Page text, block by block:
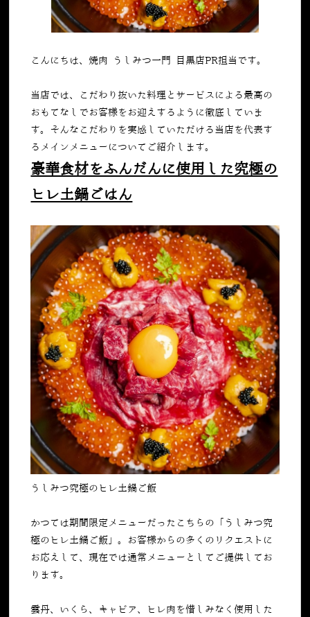
こんにちは、焼肉 うしみつ一門 目黒店PR担当です。
当店では、こだわり抜いた料理とサービスによる最高の
おもてなしでお客様をお迎えするように徹底していま
す。そんなこだわりを実感していただける当店を代表す
るメインメニューについてご紹介します。
豪華食材をふんだんに使用した究極の
ヒレ土鍋ごはん
うしみつ究極のヒレ土鍋ご飯
かつては期間限定メニューだったこちらの「 うしみつ究
極のヒレ土鍋ご飯 」。お客様からの多くのリクエストに
お応えして、現在では通常メニューとしてご提供してお
ります。
雲丹、いくら、キャビア、ヒレ肉を惜しみなく使用した